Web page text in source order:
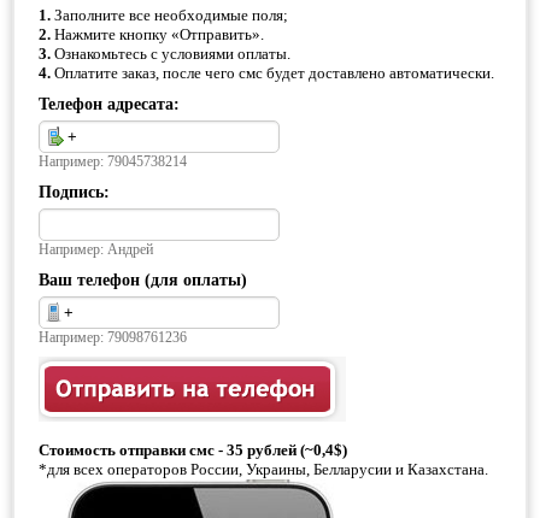
1. Заполните все необходимые поля;
2. Нажмите кнопку «Отправить».
3. Ознакомьтесь с условиями оплаты.
4. Оплатите заказ, после чего смс будет доставлено автоматически.
Телефон адресата:
Например: 79045738214
Подпись:
Например: Андрей
Ваш телефон (для оплаты)
Например: 79098761236
Стоимость отправки смс - 35 рублей (~0,4$)
*для всех операторов России, Украины, Белларусии и Казахстана.